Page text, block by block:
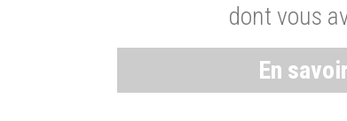
dont vous
En